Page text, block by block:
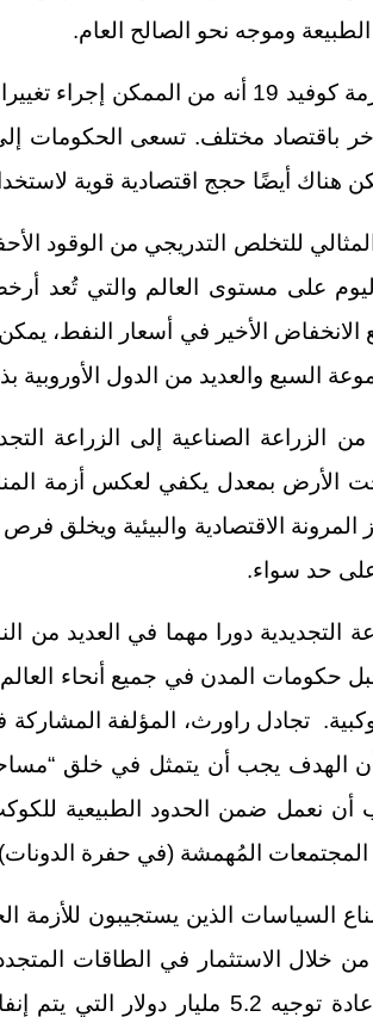
وموجه نحو الصالح العام.
توضح لنا أزمة كوفيد 19 أنه من
باقتصاد مختلف. تسعى الحكومات
هناك أيضًا حجج اقتصادية قوية
للتخلص التدريجي من الوقود
اليوم على مستوى العالم والتي تُعد
الانخفاض الأخير في أسعار النفط،
السبع والعديد من الدول الأوروبية بذلك
من الزراعة الصناعية إلى الزراعة
الأرض بمعدل يكفي لعكس أزمة
المرونة الاقتصادية والبيئية
حد سواء.
التجديدية دورا مهما في العديد من
حكومات المدن في جميع أنحاء
تجادل راورث، المؤلفة
الهدف يجب أن يتمثل في خلق
أن نعمل ضمن الحدود الطبيعية
المجتمعات المُهمشة (في حفرة
السياسات الذين يستجيبون
من خلال الاستثمار في الطاقات
للبدء في إعادة توجيه 5.2